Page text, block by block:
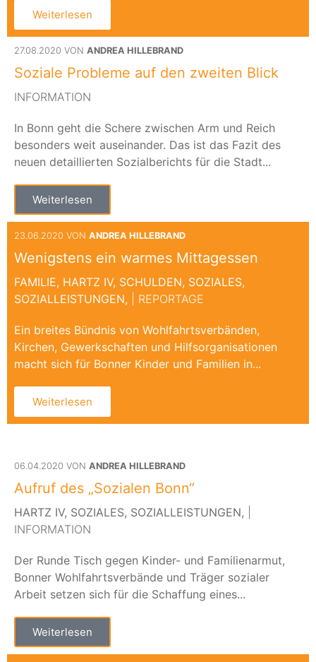
Weiterlesen
27.08.2020 VON ANDREA HILLEBRAND
Soziale Probleme auf den zweiten Blick
INFORMATION
In Bonn geht die Schere zwischen Arm und Reich
besonders weit auseinander. Das ist das Fazit des
neuen detaillierten Sozialberichts für die Stadt...
Weiterlesen
23.06.2020 VON ANDREA HILLEBRAND
Wenigstens ein warmes Mittagessen
FAMILIE, HARTZ IV, SCHULDEN, SOZIALES,
SOZIALLEISTUNGEN,
| REPORTAGE
Ein breites Bündnis von Wohlfahrtsverbänden,
Kirchen, Gewerkschaften und Hilfsorganisationen
macht sich für Bonner Kinder und Familien in...
Weiterlesen
06.04.2020 VON ANDREA HILLEBRAND
Aufruf des „Sozialen Bonn“
HARTZ IV, SOZIALES, SOZIALLEISTUNGEN,
INFORMATION
Der Runde Tisch gegen Kinder- und Familienarmut,
Bonner Wohlfahrtsverbände und Träger sozialer
Arbeit setzen sich für die Schaffung eines...
Weiterlesen